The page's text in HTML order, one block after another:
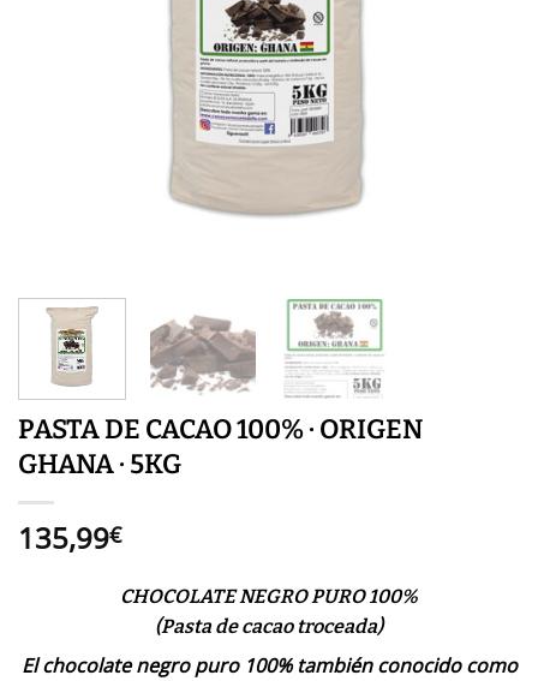
PASTA DE CACAO 100% · ORIGEN
GHANA · 5KG
135,99€
CHOCOLATE NEGRO PURO 100%
(Pasta de cacao troceada)
El chocolate negro puro 100% también conocido como